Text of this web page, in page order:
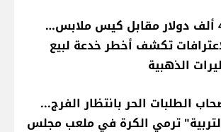
40 ألف دولار مقابل كيس ملابس…
تكشف أخطر خدعة لبيع
الذهبية
الطلبات الحر بانتظار الفرج...
ترمي الكرة في ملعب مجلس